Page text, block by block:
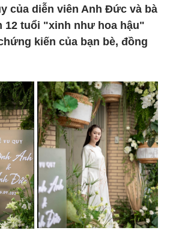
của diễn viên Anh Đức và bà
12 tuổi "xinh như hoa hậu"
kiến của bạn bè, đồng